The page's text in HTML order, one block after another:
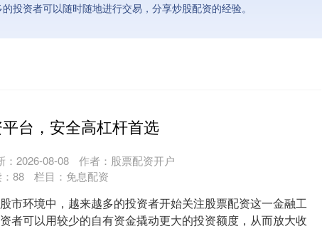
投资者可以随时随地进行交易，分享炒股配资的经验。
台，安全高杠杆首选
：2026-08-08
作者：股票配资开户
88 栏目： 免息配资
市环境中，越来越多的投资者开始关注股票配资这一金融工
者可以用较少的自有资金撬动更大的投资额度，从而放大收